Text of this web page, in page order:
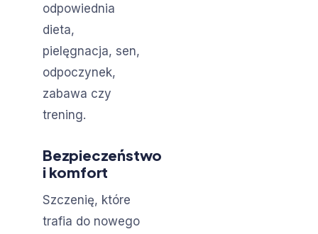
odpowiednia
dieta,
pielęgnacja, sen,
odpoczynek,
zabawa czy
trening.
Bezpieczeństwo
i komfort
Szczenię, które
trafia do nowego